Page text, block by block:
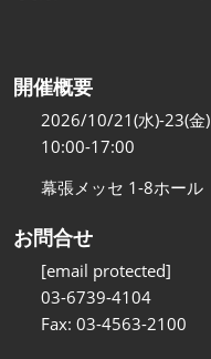
開催概要
2026/10/21(水)-23(金)
10:00-17:00
幕張メッセ 1-8ホール
お問合せ
[email protected]
03-6739-4104
Fax: 03-4563-2100